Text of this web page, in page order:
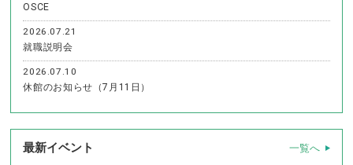
OSCE
2026.07.21
就職説明会
2026.07.10
休館のお知らせ（7月11日）
最新イベント 一覧へ